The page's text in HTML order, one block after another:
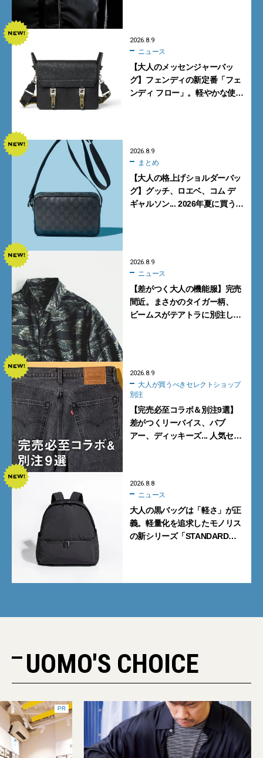
2026.8.9
ニュース
【大人のメッセンジャーバッ
グ】フェンディの新定番「フェ
ンディ フロー」。軽やかな使い
2026.8.9
まとめ
【大人の格上げショルダーバッ
グ】グッチ、ロエベ、コム デ
ギャルソン... 2026年夏に買うべ
2026.8.9
ニュース
【差がつく大人の機能服】完売
間近。まさかのタイガー柄、
ビームスがテアトラに別注した
2026.8.9
別注
【完売必至コラボ＆別注9選】
差がつくリーバイス、バブ
アー、ディッキーズ... 人気セレ
2026.8.8
ニュース
大人の黒バッグは「軽さ」が正
義。軽量化を追求したモノリス
の新シリーズ「STANDARD
UOMO'S CHOICE
PR